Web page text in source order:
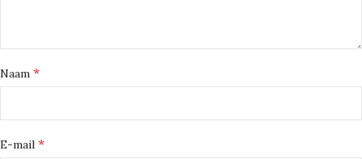
Naam *
E-mail *